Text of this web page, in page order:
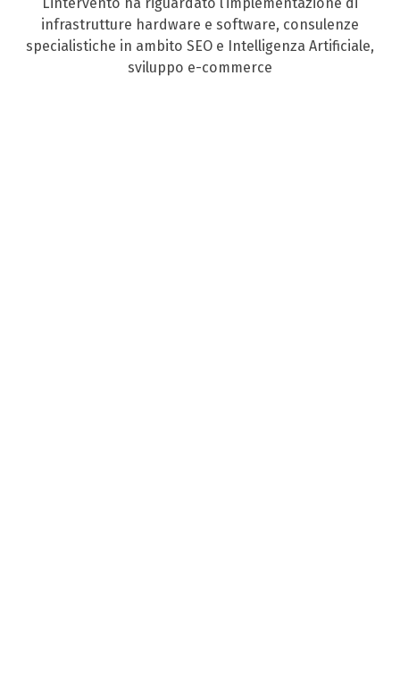
infrastrutture hardware e software, consulenze
specialistiche in ambito SEO e Intelligenza Artificiale,
sviluppo e-commerce